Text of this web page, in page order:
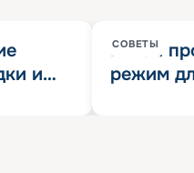
и
СОВЕТЫ
Китай
режим